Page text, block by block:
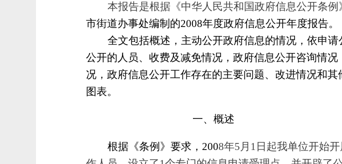
本报告是根据《中华人民共和国政府信息公开条例
市街道办事处编制的2008年度政府信息公开年度报告。
全文包括概述，主动公开政府信息的情况，依申
公开的人员、收费及减免情况，政府信息公开咨询情
况，政府信息公开工作存在的主要问题、改进情况和
图表。
一、概述
根据《条例》要求， 2008年5月1日起我单位开始